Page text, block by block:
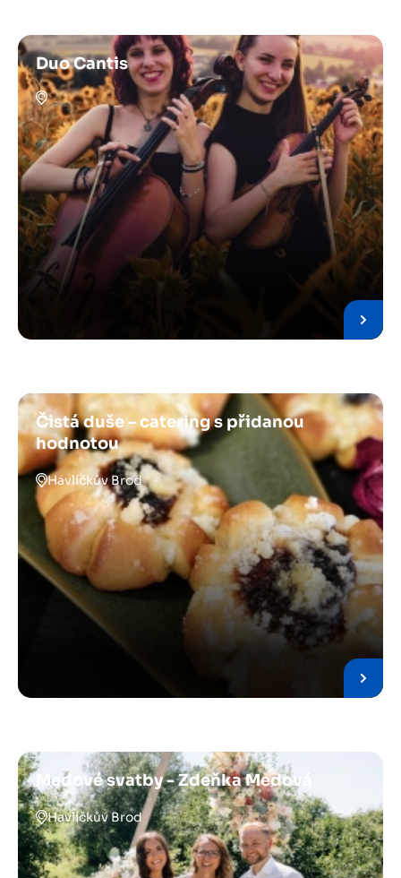
Duo Cantis
Čistá duše – catering s přidanou
hodnotou
Havlíčkův Brod
Medové svatby - Zdeňka Medová
Havlíčkův Brod